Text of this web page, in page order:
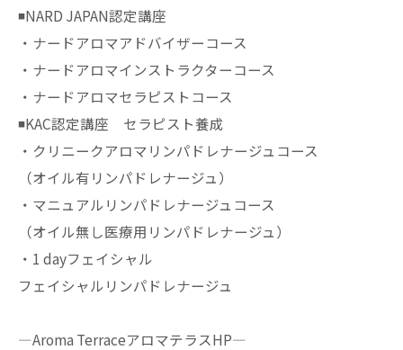
◾️NARD JAPAN認定講座
・ナードアロマアドバイザーコース
・ナードアロマインストラクターコース
・ナードアロマセラピストコース
◾️KAC認定講座 セラピスト養成
・クリニークアロマリンパドレナージュコース
（オイル有リンパドレナージュ）
・マニュアルリンパドレナージュコース
（オイル無し医療用リンパドレナージュ）
・1 dayフェイシャル
フェイシャルリンパドレナージュ
—Aroma TerraceアロマテラスHP—